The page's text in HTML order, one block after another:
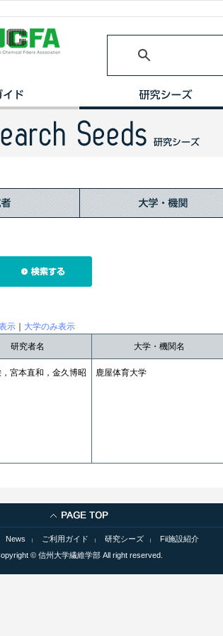
示 大学のみ表示
研究者名 大学・機関名
宮本直和，金久博昭 鹿屋体育大学
News ご利用ガイド 研究シーズ
Fii施設紹介
© 信州大学繊維学部 All right reserved.